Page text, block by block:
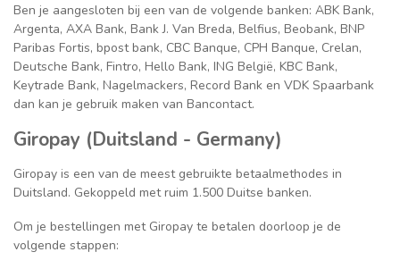
Ben je aangesloten bij een van de volgende banken: ABK Bank,
Argenta, AXA Bank, Bank J. Van Breda, Belfius, Beobank, BNP
Paribas Fortis, bpost bank, CBC Banque, CPH Banque, Crelan,
Deutsche Bank, Fintro, Hello Bank, ING België, KBC Bank,
Keytrade Bank, Nagelmackers, Record Bank en VDK Spaarbank
dan kan je gebruik maken van Bancontact.
Giropay (Duitsland - Germany)
Giropay is een van de meest gebruikte betaalmethodes in
Duitsland. Gekoppeld met ruim 1.500 Duitse banken.
Om je bestellingen met Giropay te betalen doorloop je de
volgende stappen: